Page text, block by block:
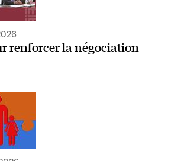
renforcer la négociation